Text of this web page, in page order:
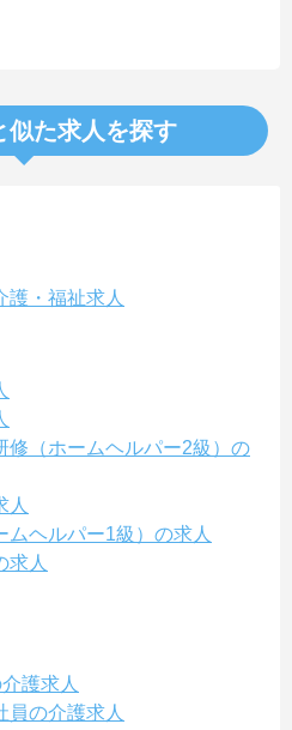
似た求人を探す
護・福祉求人
修（ホームヘルパー2級）の
人
ヘルパー1級）の求人
求人
護求人
員の介護求人